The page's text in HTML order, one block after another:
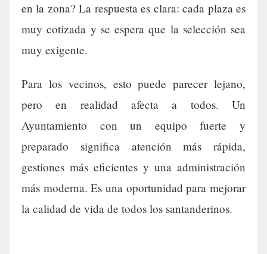
en la zona? La respuesta es clara: cada plaza es
muy cotizada y se espera que la selección sea
muy exigente.
Para los vecinos, esto puede parecer lejano,
pero en realidad afecta a todos. Un
Ayuntamiento con un equipo fuerte y
preparado significa atención más rápida,
gestiones más eficientes y una administración
más moderna. Es una oportunidad para mejorar
la calidad de vida de todos los santanderinos.